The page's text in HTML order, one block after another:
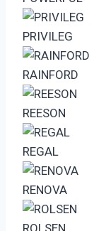
PRIVILEG
RAINFORD
REESON
REGAL
RENOVA
ROLSEN